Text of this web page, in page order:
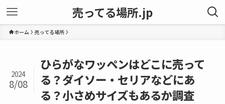
売ってる場所.jp
ホーム 売ってる場所
ひらがなワッペンはどこに売って
る？ダイソー・セリアなどにあ
る？小さめサイズもあるか調査
2024
8/08